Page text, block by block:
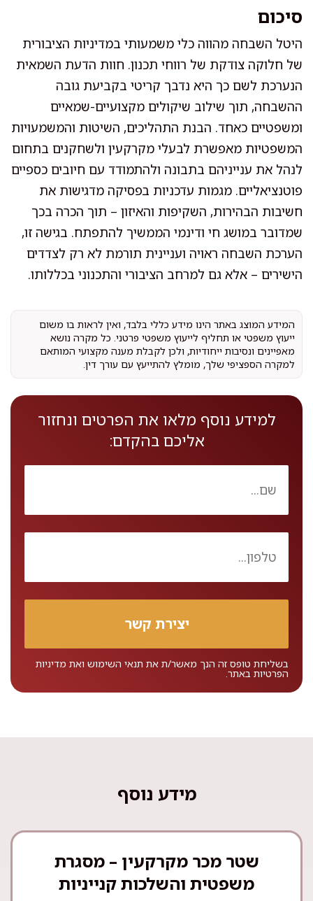
סיכום
היטל השבחה מהווה כלי משמעותי במדיניות הציבורית
של חלוקה צודקת של רווחי תכנון. חוות הדעת השמאית
הנערכת לשם כך היא נדבך קריטי בקביעת גובה
ההשבחה, תוך שילוב שיקולים מקצועיים-שמאיים
ומשפטיים כאחד. הבנת התהליכים, השיטות והמשמעויות
המשפטיות מאפשרת לבעלי מקרקעין ולשחקנים בתחום
לנהל את ענייניהם בתבונה ולהתמודד עם חיובים כספיים
פוטנציאליים. מגמות עדכניות בפסיקה מדגישות את
חשיבות הבהירות, השקיפות והאיזון – תוך הכרה בכך
שמדובר במושג חי ודינמי הממשיך להתפתח. בגישה זו,
הערכת השבחה ראויה ועניינית תורמת לא רק לצדדים
הישירים – אלא גם למרחב הציבורי והתכנוני בכללותו.
המידע המוצג באתר הינו מידע כללי בלבד, ואין לראות בו משום
ייעוץ משפטי או תחליף לייעוץ משפטי פרטני. כל מקרה נושא
מאפיינים ונסיבות ייחודיות, ולכן לקבלת מענה מקצועי המותאם
למקרה הספציפי שלך, מומלץ להתייעץ עם עורך דין.
למידע נוסף מלאו את הפרטים ונחזור
אליכם בהקדם:
בשליחת טופס זה הנך מאשר/ת את תנאי השימוש ואת מדיניות
הפרטיות באתר.
מידע נוסף
שטר מכר מקרקעין – מסגרת
משפטית והשלכות קנייניות